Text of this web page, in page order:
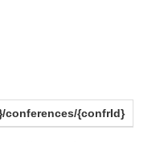
conferences/{confrId}